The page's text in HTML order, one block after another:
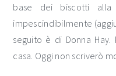
base dei biscotti alla
impescindibilmente
seguito è di Donna
casa. Oggi non scriverò